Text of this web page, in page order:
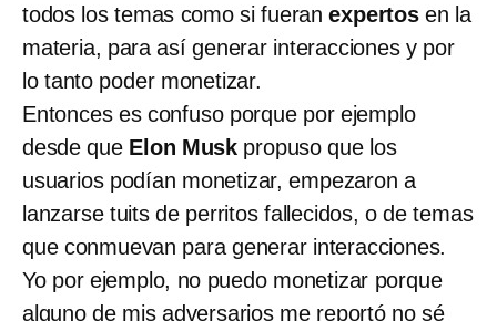
todos los temas como si fueranexpertosen la
materia, para así generar interacciones y por
lo tanto poder monetizar.
Entonces es confuso porque por ejemplo
desde que Elon Musk propuso que los
usuarios podían monetizar, empezaron a
lanzarse tuits de perritos fallecidos, o de temas
que conmuevan para generar interacciones.
Yo por ejemplo, no puedo monetizar porque
alguno de mis adversarios me reportó no sé